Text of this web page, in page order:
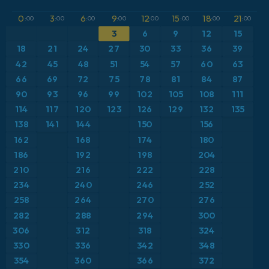
ICON Alemania 2 km
Caribe
Escandinavia
Estados Unidos
Europa
Francia
Grecia
Islandia
Anomalía de temperatura a 2 m
Anomalía de temperatura a 850 hPa
CAPE
Precipitación, nubes y presión
Profundidad de nieve
Punto de rocío a 2 m
Ráfagas de Viento Máximas
Ráfagas de viento
0 :00 3:00 6:00 9:00 12:00 15 :00 18:00 21:00
3 6 9 12
15
18
21 24 27 30 33 36 39
42 45 48 51 54 57 60 63
66 69 72 75 78 81 84
87
90
93 96 99 102 105 108 111
114 117 120 123 126 129 132 135
138 141 144 150
156
162
168 174
180
186
192 198
204
210
216 222 228
234 240 246 252
258 264 270
276
282
288 294
300
306
312 318
324
330
336 342 348
354 360 366 372